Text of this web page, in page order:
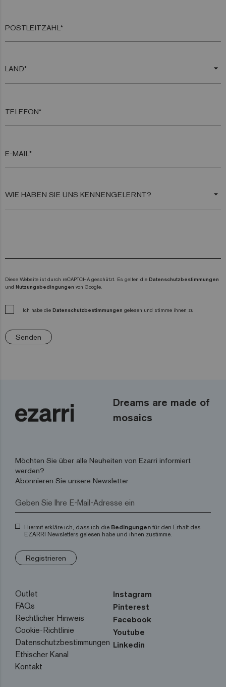
POSTLEITZAHL*
arrow_drop_down
TELEFON*
E-MAIL*
arrow_drop_down
Diese Website ist durch reCAPTCHA geschützt. Es gelten die Datenschutzbestimmungen
und Nutzungsbedingungen von Google.
Ich habe die Datenschutzbestimmungen gelesen und stimme ihnen zu
Senden
Dreams are made of
mosaics
Möchten Sie über alle Neuheiten von Ezarri informiert
werden?
Abonnieren Sie unsere Newsletter
Hiermit erkläre ich, dass ich die Bedingungen für den Erhalt des
EZARRI Newsletters gelesen habe und ihnen zustimme.
Registrieren
Outlet
FAQs
Rechtlicher Hinweis
Cookie-Richtlinie
Datenschutzbestimmungen
Ethischer Kanal
Kontakt
Instagram
Pinterest
Facebook
Youtube
Linkedin